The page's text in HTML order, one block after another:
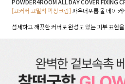
[고커버 고밀착 픽싱크림]파우더포룸 올 데이 커
섬세하고 깨끗한 커버로 완성도 있는 피부 표현